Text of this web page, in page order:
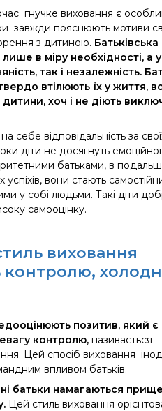
гнучке виховання є
завжди пояснюють мотиви
з дитиною. Батьківська
в міру необхідності, а у
так і незалежність.
втілюють їх у життя,
хоч і не діють
себе відповідальність за
діти не досягнуть емоційної
батьками, в
вони стають
у собі людьми. Такі діти
самооцінку.
виховання
контролю,
позитив, який є
контролю, називається
Цей спосіб виховання
впливом батьків.
батьки намагаються
Цей стиль виховання